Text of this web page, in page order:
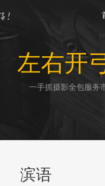
左右开
一手抓摄影全包服务
滨语